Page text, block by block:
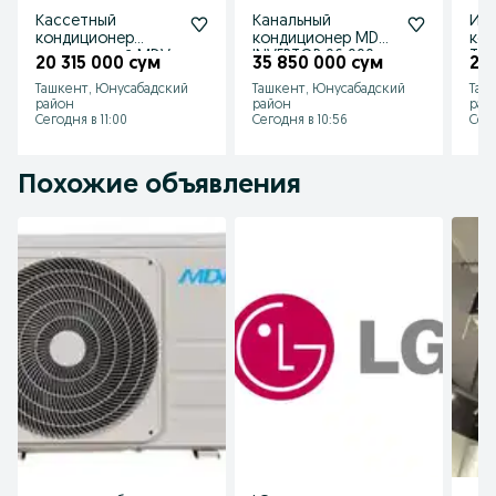
Кассетный
кондиционер
инверторный MDV
36HRDN1/MDOU-
36HDN1
20 315 000 сум
Ташкент, Юнусабадский
район
Сегодня в 11:00
Канальный
кондиционер MDV
INVERTOR 96 000
35 850 000 сум
Ташкент, Юнусабадский
район
Сегодня в 10:56
20
Похожие объявления